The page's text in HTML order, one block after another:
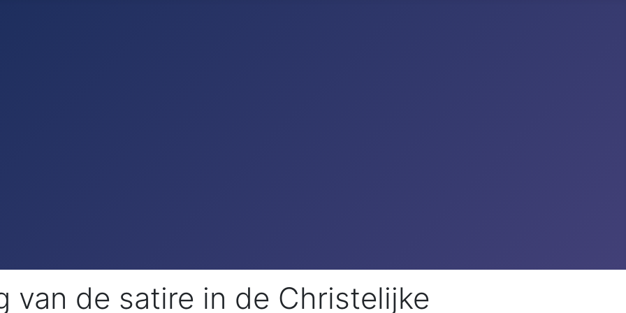
van de satire in de Christelijke